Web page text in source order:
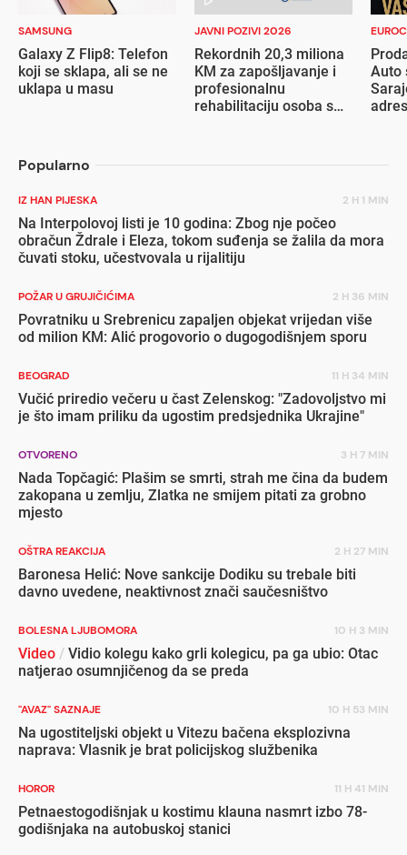
SAMSUNG
Galaxy Z Flip8: Telefon
koji se sklapa, ali se ne
uklapa u masu
JAVNI POZIVI 2026
Rekordnih 20,3 miliona
KM za zapošljavanje i
profesionalnu
rehabilitaciju osoba s
Auto
Popularno
IZ HAN PIJESKA 2 H 1 MIN
Na Interpolovoj listi je 10 godina: Zbog nje počeo
obračun Ždrale i Eleza, tokom suđenja se žalila da mora
čuvati stoku, učestvovala u rijalitiju
POŽAR U GRUJIČIĆIMA 2 H 36 MIN
Povratniku u Srebrenicu zapaljen objekat vrijedan više
od milion KM: Alić progovorio o dugogodišnjem sporu
BEOGRAD 11 H 34 MIN
Vučić priredio večeru u čast Zelenskog: "Zadovoljstvo mi
je što imam priliku da ugostim predsjednika Ukrajine"
OTVORENO 3 H 7 MIN
Nada Topčagić: Plašim se smrti, strah me čina da budem
zakopana u zemlju, Zlatka ne smijem pitati za grobno
mjesto
OŠTRA REAKCIJA 2 H 27 MIN
Baronesa Helić: Nove sankcije Dodiku su trebale biti
davno uvedene, neaktivnost znači saučesništvo
BOLESNA LJUBOMORA 10 H 3 MIN
Video / Vidio kolegu kako grli kolegicu, pa ga ubio: Otac
natjerao osumnjičenog da se preda
"AVAZ" SAZNAJE 10 H 53 MIN
Na ugostiteljski objekt u Vitezu bačena eksplozivna
naprava: Vlasnik je brat policijskog službenika
HOROR 11 H 41 MIN
Petnaestogodišnjak u kostimu klauna nasmrt izbo 78-
godišnjaka na autobuskoj stanici